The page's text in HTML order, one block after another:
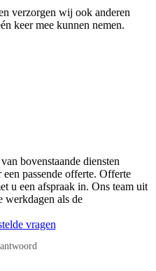
verzorgen wij ook anderen
keer mee kunnen nemen.
bovenstaande diensten
passende offerte. Offerte
u een afspraak in. Ons team uit
werkdagen als de
vragen